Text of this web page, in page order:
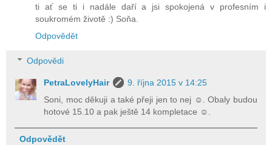
ti ať se ti i nadále daří a jsi spokojená v profesním i
soukromém životě :) Soňa.
Odpovědět
Odpovědi
PetraLovelyHair
9. října 2015 v 14:25
Soni, moc děkuji a také přeji jen to nej ☺. Obaly budou
hotové 15.10 a pak ještě 14 kompletace ☺.
Odpovědět